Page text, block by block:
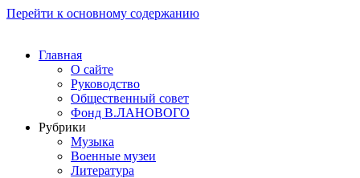
Перейти к основному содержанию
Главная
О сайте
Руководство
Общественный совет
Фонд В.ЛАНОВОГО
Рубрики
Музыка
Военные музеи
Литература